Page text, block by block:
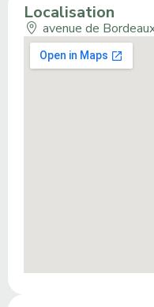
Localisation
avenue de